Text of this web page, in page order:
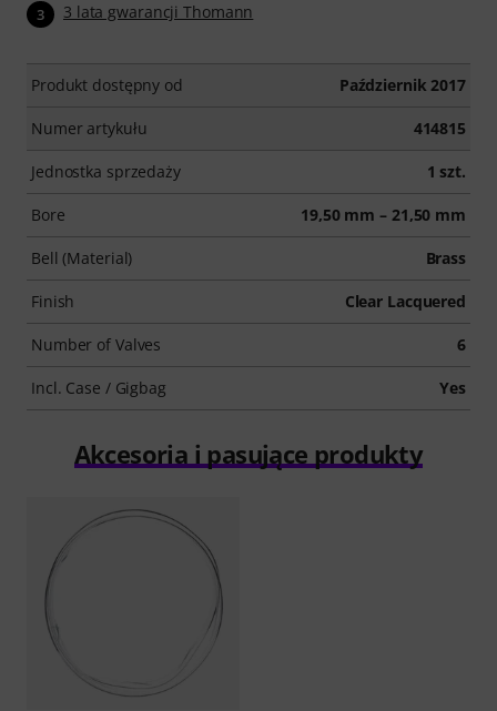
3 3 lata gwarancji Thomann
Produkt dostępny od Październik 2017
Numer artykułu 414815
Jednostka sprzedaży 1 szt.
Bore 19,50 mm – 21,50 mm
Bell (Material) Brass
Finish Clear Lacquered
Number of Valves 6
Incl. Case / Gigbag Yes
Akcesoria i pasujące produkty